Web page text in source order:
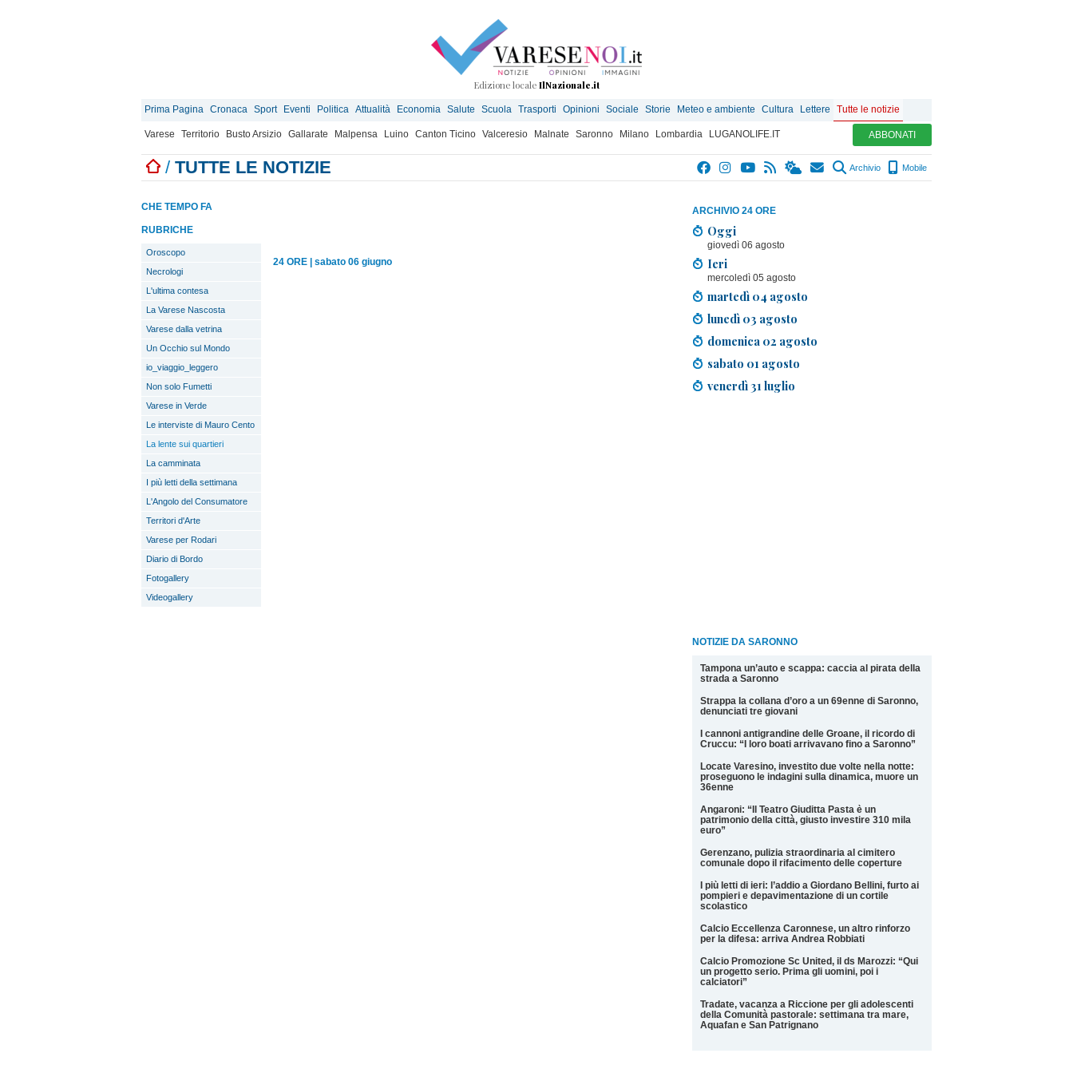
Edizione locale IlNazionale.it
Prima Pagina Cronaca Sport Eventi Politica Attualità Economia Salute Scuola Trasporti Opinioni Sociale Storie Meteo e ambiente Cultura Lettere Tutte le notizie
Varese Territorio Busto Arsizio Gallarate Malpensa Luino Canton Ticino Valceresio Malnate Saronno Milano Lombardia LUGANOLIFE.IT ABBONATI
/ TUTTE LE NOTIZIE Archivio Mobile
ARCHIVIO 24 ORE
Oggi
giovedì 06 agosto
Ieri
mercoledì 05 agosto
martedì 04 agosto
lunedì 03 agosto
domenica 02 agosto
sabato 01 agosto
venerdì 31 luglio
NOTIZIE DA SARONNO
Tampona un’auto e scappa: caccia al pirata della
strada a Saronno
Strappa la collana d’oro a un 69enne di Saronno,
denunciati tre giovani
I cannoni antigrandine delle Groane, il ricordo di
Cruccu: “I loro boati arrivavano fino a Saronno”
Locate Varesino, investito due volte nella notte:
proseguono le indagini sulla dinamica, muore un
36enne
Angaroni: “Il Teatro Giuditta Pasta è un
patrimonio della città, giusto investire 310 mila
euro”
Gerenzano, pulizia straordinaria al cimitero
comunale dopo il rifacimento delle coperture
I più letti di ieri: l’addio a Giordano Bellini, furto ai
pompieri e depavimentazione di un cortile
scolastico
Calcio Eccellenza Caronnese, un altro rinforzo
per la difesa: arriva Andrea Robbiati
Calcio Promozione Sc United, il ds Marozzi: “Qui
un progetto serio. Prima gli uomini, poi i
calciatori”
Tradate, vacanza a Riccione per gli adolescenti
della Comunità pastorale: settimana tra mare,
Aquafan e San Patrignano
CHE TEMPO FA
RUBRICHE
Oroscopo
Necrologi
L'ultima contesa
La Varese Nascosta
Varese dalla vetrina
Un Occhio sul Mondo
io_viaggio_leggero
Non solo Fumetti
Varese in Verde
Le interviste di Mauro Cento
La lente sui quartieri
La camminata
I più letti della settimana
L'Angolo del Consumatore
Territori d'Arte
Varese per Rodari
Diario di Bordo
Fotogallery
Videogallery
24 ORE sabato 06 giugno